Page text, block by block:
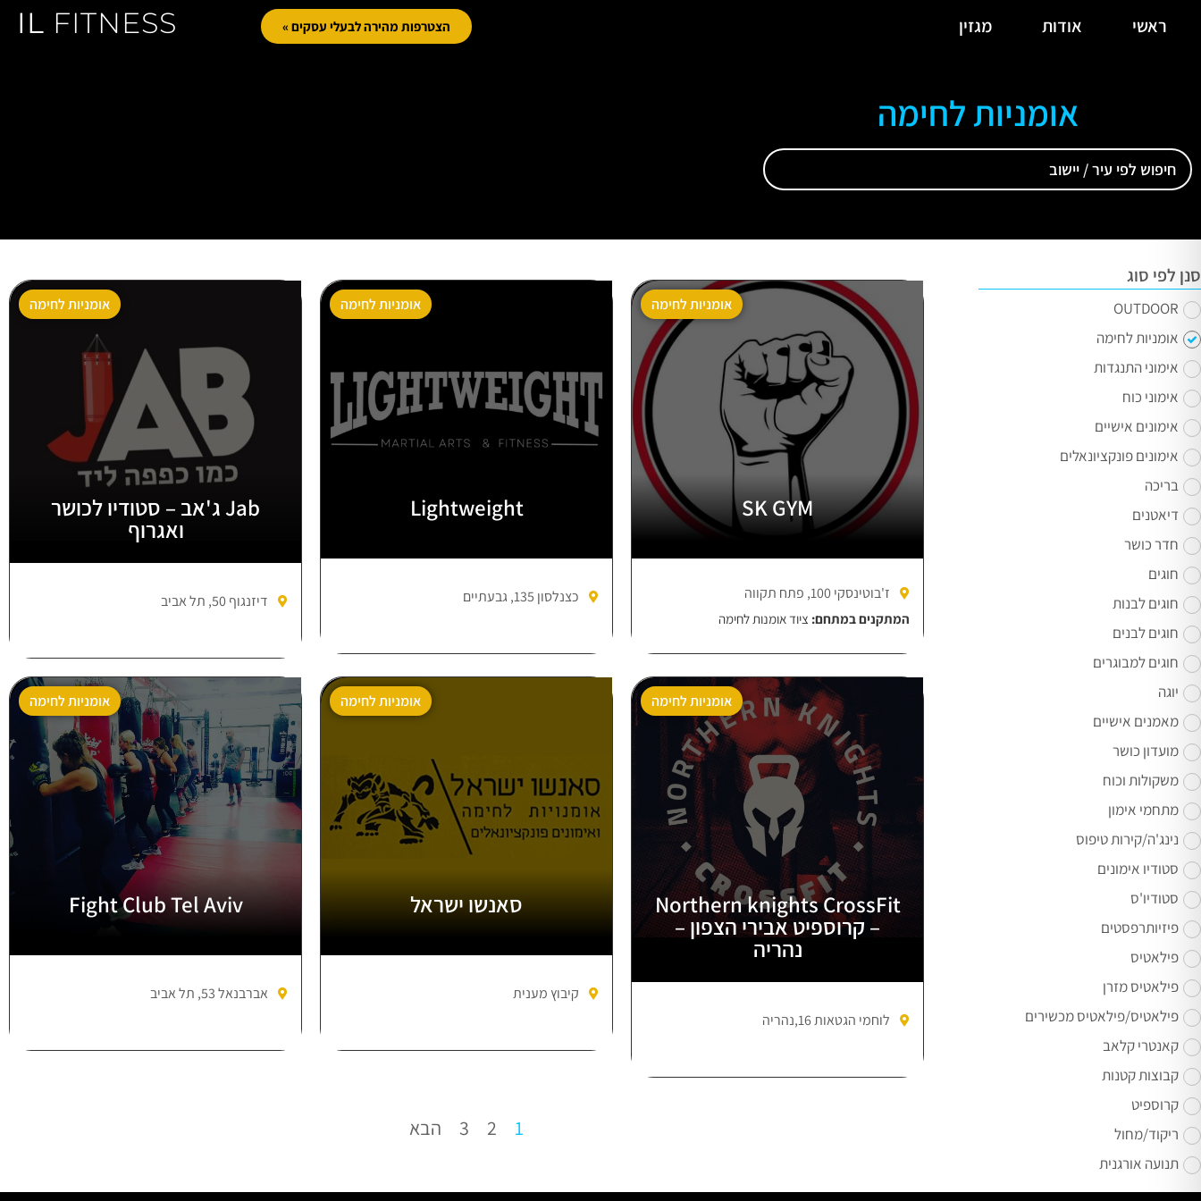
ראשי אודות מגזין הצטרפות מהירה לבעלי עסקים » IL FITNESS
אומניות לחימה
סנן לפי סוג
OUTDOOR
אומניות לחימה
אימוני התנגדות
אימוני כוח
אימונים אישיים
אימונים פונקציונאלים
בריכה
דיאטנים
חדר כושר
חוגים
חוגים לבנות
חוגים לבנים
חוגים למבוגרים
יוגה
מאמנים אישיים
מועדון כושר
משקולות וכוח
מתחמי אימון
נינג'ה/קירות טיפוס
סטודיו אימונים
סטודיו'ס
פיזיותרפסטים
פילאטיס
פילאטיס מזרן
פילאטיס/פילאטיס מכשירים
קאנטרי קלאב
קבוצות קטנות
קרוספיט
ריקוד/מחול
תנועה אורגנית
אומניות לחימה
SK GYM
ז'בוטינסקי 100, פתח תקווה
המתקנים במתחם: ציוד אומנות לחימה
אומניות לחימה
Lightweight
כצנלסון 135, גבעתיים
אומניות לחימה
Jab ג'אב – סטודיו לכושר
ואגרוף
דיזנגוף 50, תל אביב
אומניות לחימה
Northern knights CrossFit
– קרוספיט אבירי הצפון –
נהריה
לוחמי הגטאות 16,נהריה
אומניות לחימה
סאנשו ישראל
קיבוץ מענית
אומניות לחימה
Fight Club Tel Aviv
אברבנאל 53, תל אביב
1
2
3 הבא